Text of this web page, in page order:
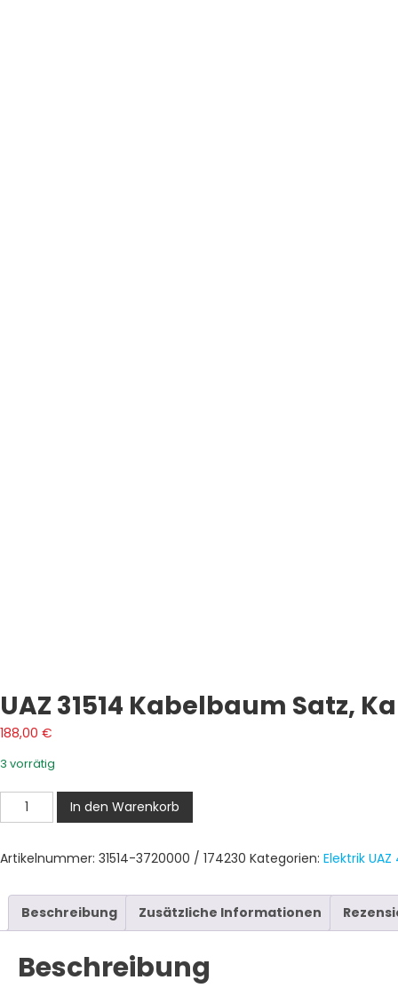
UAZ 31514 Kabelbaum Satz,
188,00 €
3 vorrätig
31514
satz,
31514
Menge
In den Warenkorb
Artikelnummer: 31514-3720000 / 174230 Kategorien: Elektrik
Beschreibung Zusätzliche Informationen
Beschreibung